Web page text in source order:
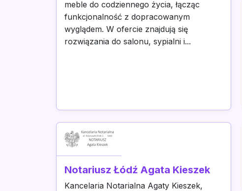
meble do codziennego życia, łącząc
funkcjonalność z dopracowanym
wyglądem. W ofercie znajdują się
rozwiązania do salonu, sypialni i...
Notariusz Łódź Agata Kieszek
Kancelaria Notarialna Agaty Kieszek,